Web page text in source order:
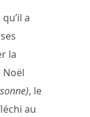
a
la
Noël
, le
au